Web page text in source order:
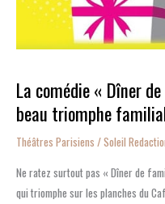
La comédie « Dîner
beau triomphe
Théâtres Parisiens /Soleil
Ne ratez surtout pas « Dîner de
qui triomphe sur les planches du
beau
triomphe
familial